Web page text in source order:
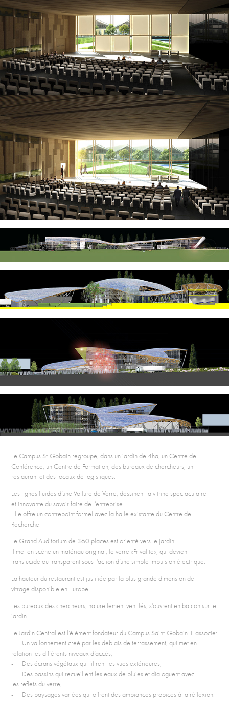
Le Campus St-Gobain regroupe, dans un jardin de 4ha, un Centre de
Conférence, un Centre de Formation, des bureaux de chercheurs, un
restaurant et des locaux de logistiques.
Les lignes fluides d’une Voilure de Verre, dessinent la vitrine spectaculaire
et innovante du savoir faire de l’entreprise.
Elle offre un contrepoint formel avec la halle existante du Centre de
Recherche.
Le Grand Auditorium de 360 places est orienté vers le jardin:
Il met en scène un matériau original, le verre «Privalite», qui devient
translucide ou transparent sous l’action d’une simple impulsion électrique.
La hauteur du restaurant est justifiée par la plus grande dimension de
vitrage disponible en Europe.
Les bureaux des chercheurs, naturellement ventilés, s’ouvrent en balcon sur le
jardin.
Le Jardin Central est l’élément fondateur du Campus Saint-Gobain. Il associe:
- Un vallonnement créé par les déblais de terrassement, qui met en
relation les différents niveaux d’accès,
- Des écrans végétaux qui filtrent les vues extérieures,
- Des bassins qui recueillent les eaux de pluies et dialoguent avec
les reflets du verre,
- Des paysages variées qui offrent des ambiances propices à la réflexion.